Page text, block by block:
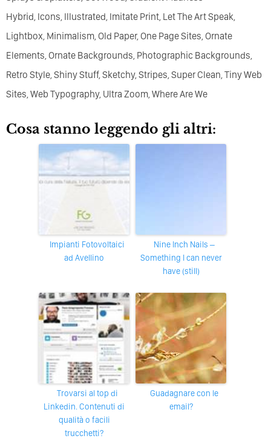
Hybrid, Icons, Illustrated, Imitate Print, Let The Art Speak,
Lightbox, Minimalism, Old Paper, One Page Sites, Ornate
Elements, Ornate Backgrounds, Photographic Backgrounds,
Retro Style, Shiny Stuff, Sketchy, Stripes, Super Clean, Tiny Web
Sites, Web Typography, Ultra Zoom, Where Are We
Cosa stanno leggendo gli altri:
Impianti Fotovoltaici
ad Avellino
Nine Inch Nails –
Something I can never
have (still)
Trovarsi al top di
Linkedin. Contenuti di
qualità o facili
trucchetti?
Guadagnare con le
email?